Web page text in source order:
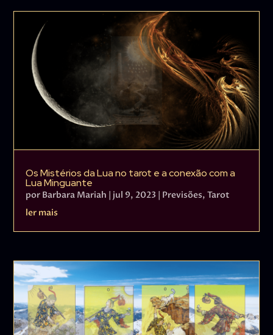
Os Mistérios da Lua no tarot e a conexão com a
Lua Minguante
por Barbara Mariah jul 9, 2023 Previsões,Tarot
ler mais